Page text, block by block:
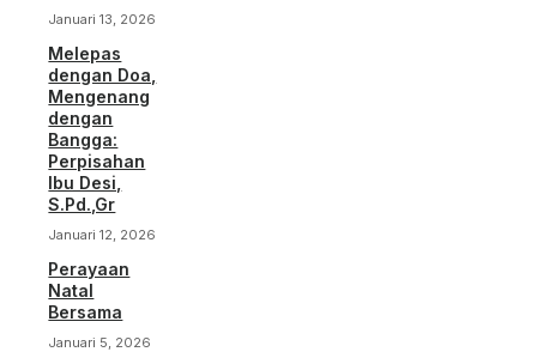
Januari 13, 2026
Melepas
dengan Doa,
Mengenang
dengan
Bangga:
Perpisahan
Ibu Desi,
S.Pd.,Gr
Januari 12, 2026
Perayaan
Natal
Bersama
Januari 5, 2026